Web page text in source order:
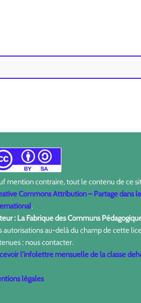
mention contraire, tout le contenu de ce
Commons Attribution – Partage dans
.
: La Fabrique des Communs
autorisations au-delà du champ de cette
: nous contacter.
l'infolettre mensuelle de la classe
légales